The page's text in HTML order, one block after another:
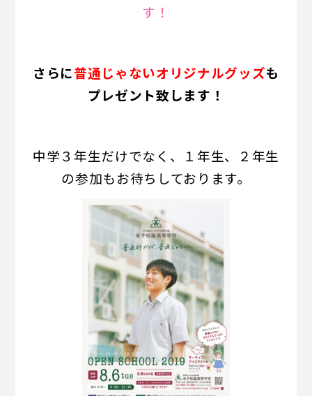
す！
さらに普通じゃないオリジナルグッズも
プレゼント致します！
中学３年生だけでなく、１年生、２年生
の参加もお待ちしております。